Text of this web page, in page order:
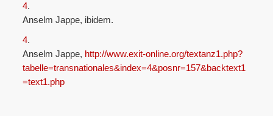
4.
Anselm Jappe, ibidem.
4.
Anselm Jappe, http://www.exit-online.org/textanz1.php?
tabelle=transnationales&index=4&posnr=157&backtext1
=text1.php